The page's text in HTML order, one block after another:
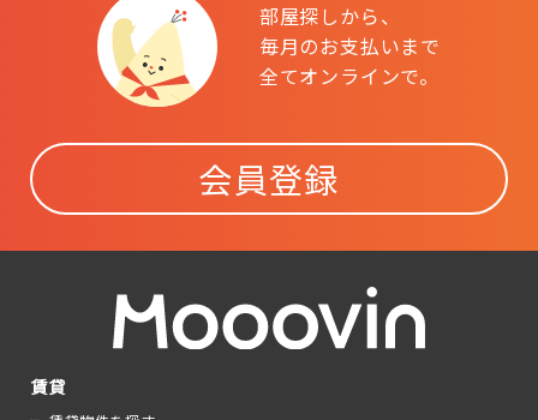
部屋探しから、
毎月のお支払いまで
全てオンラインで。
会員登録
賃貸